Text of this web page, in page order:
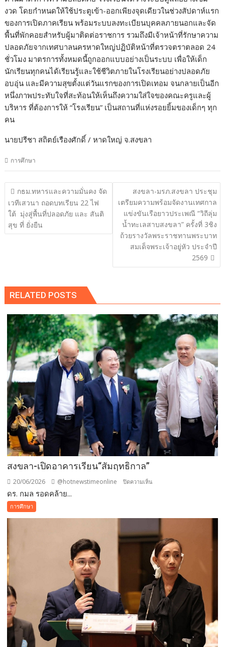
งวด โดยกำหนดให้ใช้ประตูเข้า-ออกเพียงจุดเดียวในช่วงสัปดาห์แรก
ของการเปิดภาคเรียน พร้อมระบบลงทะเบียนบุคคลภายนอกและจัด
พื้นที่พักคอยสำหรับผู้มาติดต่อราชการ รวมถึงมีเจ้าหน้าที่รักษาความ
ปลอดภัยจากเทศบาลนครหาดใหญ่ปฏิบัติหน้าที่ตรวจตราตลอด 24
ชั่วโมง มาตรการทั้งหมดนี้ถูกออกแบบอย่างเป็นระบบ เพื่อให้เด็ก
นักเรียนทุกคนได้เรียนรู้และใช้ชีวิตภายในโรงเรียนอย่างปลอดภัย
อบอุ่น และมีความสุขตั้งแต่วันแรกของการเปิดเทอม จนกลายเป็นอีก
หนึ่งภาพประทับใจที่สะท้อนให้เห็นถึงความใส่ใจของคณะครูและผู้
บริหาร ที่ต้องการให้ “โรงเรียน” เป็นสถานที่แห่งรอยยิ้มของเด็กๆ ทุก
คน
นายปรีชา สถิตย์เรืองศักดิ์ / หาดใหญ่ จ.สงขลา
การศึกษา
แนะแนว
เรื่อง
กธม.ทหารและความมั่นคง จัด
เวทีเสวนา ถอดบทเรียน 22 ไฟ
ใต้ มุ่งสู่พื้นที่ปลอดภัย และ สันติ
สุข ที่ ยั่งยืน
สงขลา-มรภ.สงขลา ประชุม
เตรียมความพร้อมจัดงานเทศกาล
แข่งขันเรือยาวประเพณี “วิถีลุ่ม
น้ำทะเลสาบสงขลา” ครั้งที่ 3ชิง
ถ้วยรางวัลพระราชทานพระบาท
สมเด็จพระเจ้าอยู่หัว ประจำปี
2569
RELATED POSTS
สงขลา-เปิดอาคารเรียน“สัมฤทธิกาล”
20/06/2026 @hotnewstimeonline ปิดความเห็น
ทธิ
กาล”
ดร. กมล รอดคล้าย...
การศึกษา